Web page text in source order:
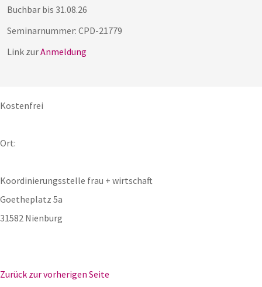
Buchbar bis 31.08.26
Seminarnummer: CPD-21779
Link zurAnmeldung
Kostenfrei
Ort:
Koordinierungsstelle frau + wirtschaft
Goetheplatz 5a
31582 Nienburg
Zurück zur vorherigen Seite